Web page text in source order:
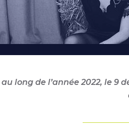
au long de l’année 2022, le